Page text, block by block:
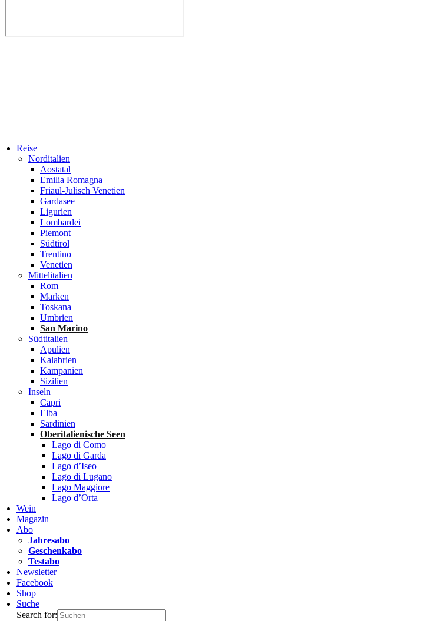
Reise
Norditalien
Aostatal
Emilia Romagna
Friaul-Julisch Venetien
Gardasee
Ligurien
Lombardei
Piemont
Südtirol
Trentino
Venetien
Mittelitalien
Rom
Marken
Toskana
Umbrien
San Marino
Südtitalien
Apulien
Kalabrien
Kampanien
Sizilien
Inseln
Capri
Elba
Sardinien
Oberitalienische Seen
Lago di Como
Lago di Garda
Lago d’Iseo
Lago di Lugano
Lago Maggiore
Lago d’Orta
Wein
Magazin
Abo
Jahresabo
Geschenkabo
Testabo
Newsletter
Facebook
Shop
Suche
Search for: